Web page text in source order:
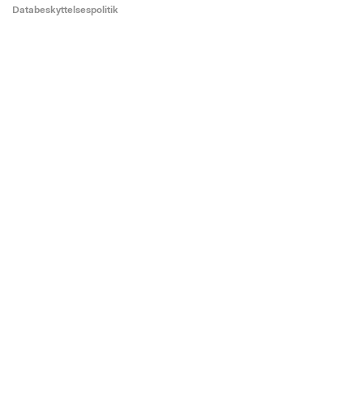
Databeskyttelsespolitik